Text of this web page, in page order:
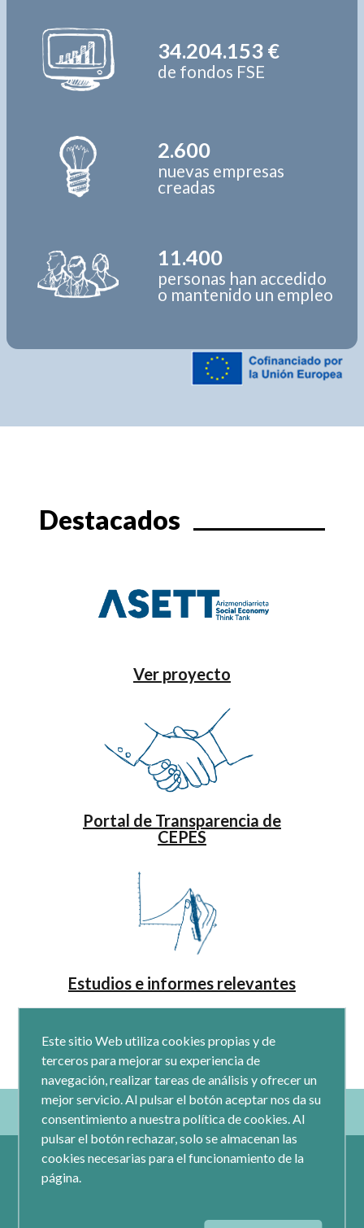
34.204.153 €
de fondos FSE
2.600
nuevas empresas
creadas
11.400
personas han accedido
o mantenido un empleo
Destacados
Ver proyecto
Portal de Transparencia de
CEPES
Estudios e informes relevantes
Este sitio Web utiliza cookies propias y de
terceros para mejorar su experiencia de
navegación, realizar tareas de análisis y ofrecer un
mejor servicio. Al pulsar el botón aceptar nos da su
consentimiento a nuestra política de cookies. Al
pulsar el botón rechazar, solo se almacenan las
cookies necesarias para el funcionamiento de la
página.